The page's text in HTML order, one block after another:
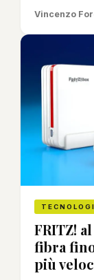
Vincenzo
FRITZ!
fibra
più